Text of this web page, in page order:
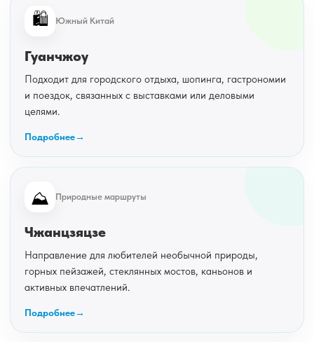
🛍️ Южный Китай
Гуанчжоу
Подходит для городского отдыха, шопинга, гастрономии
и поездок, связанных с выставками или деловыми
целями.
Подробнее
⛰️ Природные маршруты
Чжанцзяцзе
Направление для любителей необычной природы,
горных пейзажей, стеклянных мостов, каньонов и
активных впечатлений.
Подробнее